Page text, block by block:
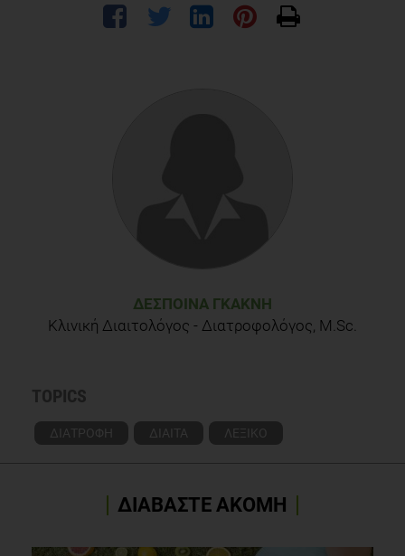
ΔΈΣΠΟΙΝΑ ΓΚΑΚΝΉ
Κλινική Διαιτολόγος - Διατροφολόγος, M.Sc.
TOPICS
ΔΙΑΤΡΟΦΗ ΔΙΑΙΤΑ ΛΕΞΙΚΟ
ΔΙΑΒΑΣΤΕ ΑΚΟΜΗ